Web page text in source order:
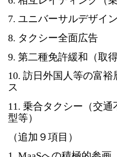
7. ユニバーサルデザイ
8. タクシー全面広告
9. 第二種免許緩和（取
10. 訪日外国人等の富
ス
11. 乗合タクシー（交
型等）
（追加９項目）